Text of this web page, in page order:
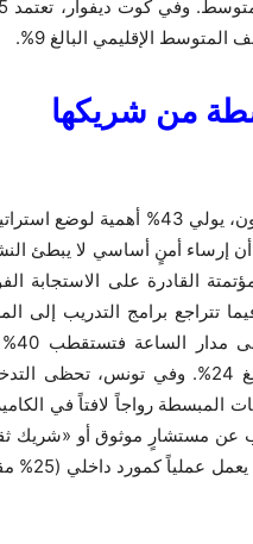
من شريكها
تعكس معايير اختيار الشركاء الموثوقين أولويات محلية متباينة. ففي الكاميرون، يولي 43%
ومفصّلة بحسب الحاجة، مقابل 36% في المتوسط. ويرى 45% أن إرساء أمنٍ أساسي لا
المؤتمتة القادرة على الاستجابة
مقابل 26% في المتوسط، فيما تتراجع برامج التدريب إلى
الأخيرة (15% مقابل 26%). أما
الشركات في كوت ديفوار و30% في المغرب، مقابل متوسطٍ إقليمي يبلغ 24%. وفي تونس،
مقابل 25%). كما تلاقي الشروحات المبسطة رواجاً لافتاً في
السنغال (30%) وتونس (28%) في الغالب عن مستشارٍ موثوق أو
مقابل 19% في المتوسط، فيما يميل السنغال أيضاً